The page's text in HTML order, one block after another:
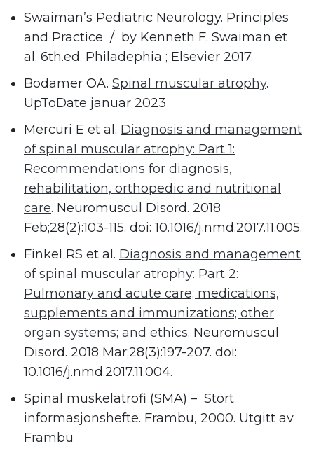
Swaiman’s Pediatric Neurology. Principles
and Practice / by Kenneth F. Swaiman et
al. 6th.ed. Philadephia ; Elsevier 2017.
Bodamer OA. Spinal muscular atrophy.
UpToDate januar 2023
Mercuri E et al. Diagnosis and management
of spinal muscular atrophy: Part 1:
Recommendations for diagnosis,
rehabilitation, orthopedic and nutritional
care. Neuromuscul Disord. 2018
Feb;28(2):103-115. doi: 10.1016/j.nmd.2017.11.005.
Finkel RS et al. Diagnosis and management
of spinal muscular atrophy: Part 2:
Pulmonary and acute care; medications,
supplements and immunizations; other
organ systems; and ethics. Neuromuscul
Disord. 2018 Mar;28(3):197-207. doi:
10.1016/j.nmd.2017.11.004.
Spinal muskelatrofi (SMA) – Stort
informasjonshefte. Frambu, 2000. Utgitt av
Frambu